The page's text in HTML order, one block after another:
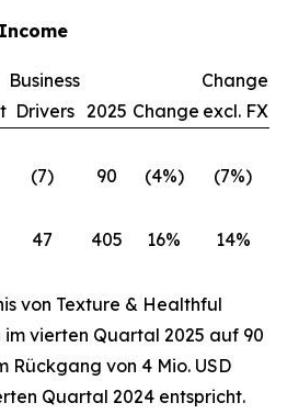
Business
Drivers 2025 Change
Change
excl. FX
(7) 90 (4%)
(7%)
47 405 16% 14%
von Texture & Healthful
im vierten Quartal 2025 auf 90
Rückgang von 4 Mio. USD
Quartal 2024 entspricht.